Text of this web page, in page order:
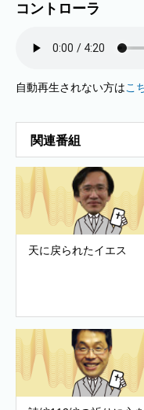
コントローラ
自動再生されない方はこ
関連番組
天に戻られたイエス